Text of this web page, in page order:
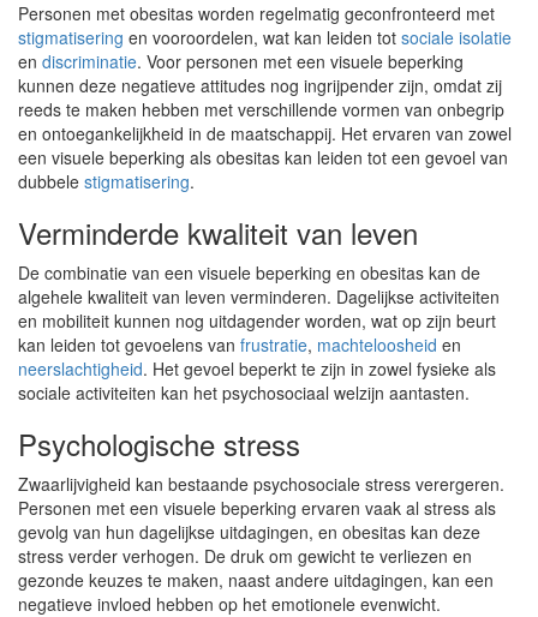
Personen met obesitas worden regelmatig geconfronteerd met
stigmatisering en vooroordelen, wat kan leiden tot sociale isolatie
en discriminatie. Voor personen met een visuele beperking
kunnen deze negatieve attitudes nog ingrijpender zijn, omdat zij
reeds te maken hebben met verschillende vormen van onbegrip
en ontoegankelijkheid in de maatschappij. Het ervaren van zowel
een visuele beperking als obesitas kan leiden tot een gevoel van
dubbele stigmatisering.
Verminderde kwaliteit van leven
De combinatie van een visuele beperking en obesitas kan de
algehele kwaliteit van leven verminderen. Dagelijkse activiteiten
en mobiliteit kunnen nog uitdagender worden, wat op zijn beurt
kan leiden tot gevoelens van frustratie, machteloosheid en
neerslachtigheid. Het gevoel beperkt te zijn in zowel fysieke als
sociale activiteiten kan het psychosociaal welzijn aantasten.
Psychologische stress
Zwaarlijvigheid kan bestaande psychosociale stress verergeren.
Personen met een visuele beperking ervaren vaak al stress als
gevolg van hun dagelijkse uitdagingen, en obesitas kan deze
stress verder verhogen. De druk om gewicht te verliezen en
gezonde keuzes te maken, naast andere uitdagingen, kan een
negatieve invloed hebben op het emotionele evenwicht.